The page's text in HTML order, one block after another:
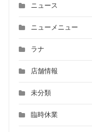
ニュース
ニューメニュー
ラナ
店舗情報
未分類
臨時休業